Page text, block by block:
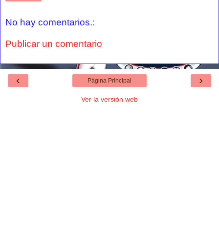
No hay comentarios.:
Publicar un comentario
‹ ›
Página Principal
Ver la versión web